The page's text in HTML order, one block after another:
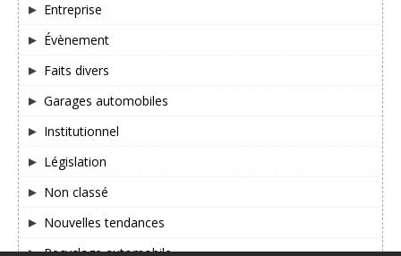
Entreprise
Évènement
Faits divers
Garages automobiles
Institutionnel
Législation
Non classé
Nouvelles tendances